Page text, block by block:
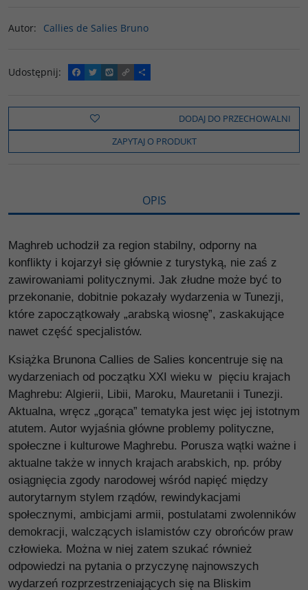
Autor: Callies de Salies Bruno
Udostępnij:
F
a
e
o
k
T
w
t
t
e
W
y
o
C
o
y
i
n
k
P
o
z
e
l
s
DODAJ DO PRZECHOWALNI
ZAPYTAJ O PRODUKT
OPIS
Maghreb uchodził za region stabilny, odporny na
konflikty i kojarzył się głównie z turystyką, nie zaś z
zawirowaniami politycznymi. Jak złudne może być to
przekonanie, dobitnie pokazały wydarzenia w Tunezji,
które zapoczątkowały „arabską wiosnę”, zaskakujące
nawet część specjalistów.
Książka Brunona Callies de Salies koncentruje się na
wydarzeniach od początku XXI wieku w pięciu krajach
Maghrebu: Algierii, Libii, Maroku, Mauretanii i Tunezji.
Aktualna, wręcz „gorąca” tematyka jest więc jej istotnym
atutem. Autor wyjaśnia główne problemy polityczne,
społeczne i kulturowe Maghrebu. Porusza wątki ważne i
aktualne także w innych krajach arabskich, np. próby
osiągnięcia zgody narodowej wśród napięć między
autorytarnym stylem rządów, rewindykacjami
społecznymi, ambicjami armii, postulatami zwolenników
demokracji, walczących islamistów czy obrońców praw
człowieka. Można w niej zatem szukać również
odpowiedzi na pytania o przyczynę najnowszych
wydarzeń rozprzestrzeniających się na Bliskim